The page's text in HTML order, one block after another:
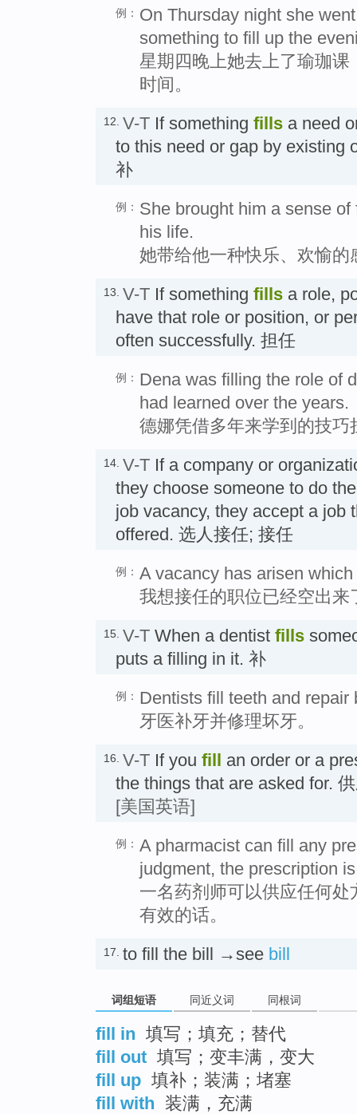
例： On Thursday night she
something to fill up the
星期四晚上她去上了瑜珈
时间。
12. V-T If something fills a need
to this need or gap by existing
补
例： She brought him a sense
his life.
她带给他一种快乐、欢愉
13. V-T If something fills a role,
have that role or position, or
often successfully. 担任
例： Dena was filling the role of
had learned over the years.
德娜凭借多年来学到的技
14. V-T If a company or
they choose someone to do
job vacancy, they accept a job
offered. 选人接任; 接任
例： A vacancy has arisen
我想接任的职位已经空出来
15. V-T When a dentist fills
puts a filling in it. 补
例： Dentists fill teeth and repair
牙医补牙并修理坏牙。
16. V-T If you fill an order or a
the things that are asked for.
[美国英语]
例： A pharmacist can fill any
judgment, the prescription
一名药剂师可以供应任何
有效的话。
17. to fill the bill →see bill
词组短语 同近义词 同根词
fill in 填写；填充；替代
fill out 填写；变丰满，变大
fill up 填补；装满；堵塞
fill with 装满，充满